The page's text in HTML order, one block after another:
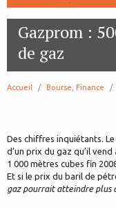
Gazprom :
de gaz
Accueil Bourse, Finance
Des chiffres inquiétants.
d’un prix du gaz qu’il
1 000 mètres cubes fin
Et si le prix du baril de
gaz pourrait atteindre plus